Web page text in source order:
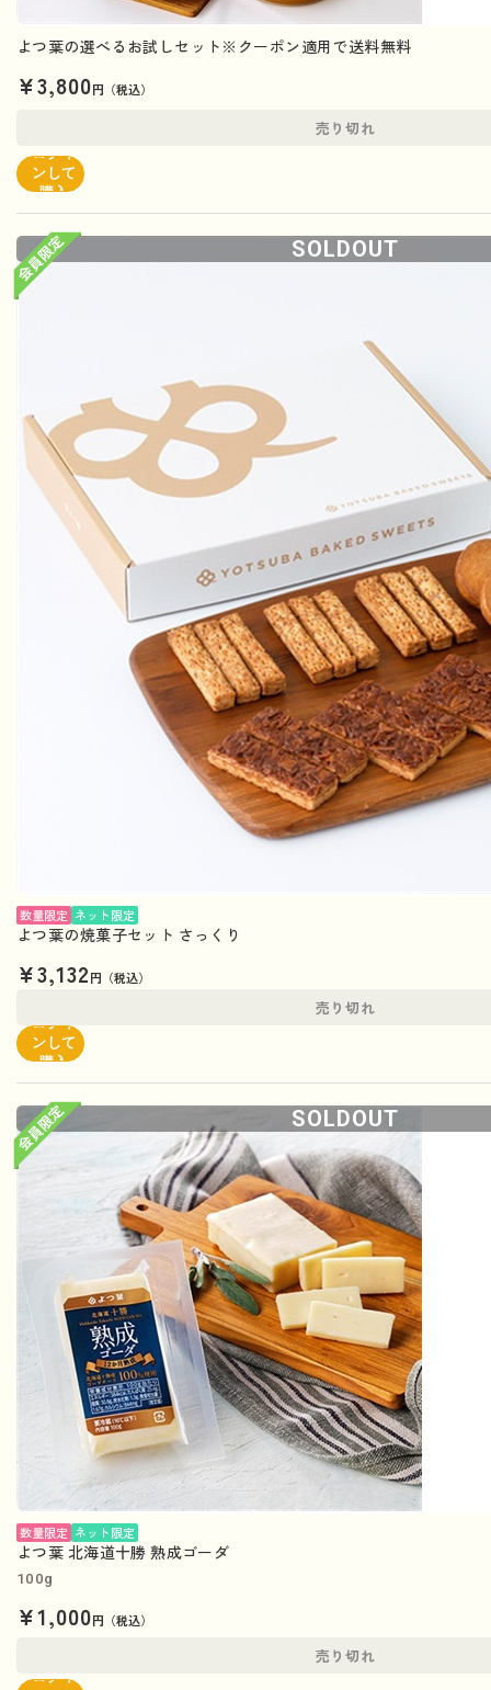
よつ葉の選べるお試しセット※クーポン適用で送料無料
¥3,800円（税込）
売り切れ
ログイ
ンして
購入
数量限定 ネット限定
よつ葉の焼菓子セット さっくり
¥3,132円（税込）
売り切れ
SOLDOUT
ログイ
ンして
購入
数量限定 ネット限定
よつ葉 北海道十勝 熟成ゴーダ
100g
¥1,000円（税込）
売り切れ
SOLDOUT
ログイ